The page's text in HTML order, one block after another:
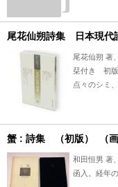
尾花仙朔詩集 日本現代
尾花仙朔 著
栞付き 初
点々のシミ
蟹 : 詩集 （初版） （画
和田恒男 著
函入。経年の